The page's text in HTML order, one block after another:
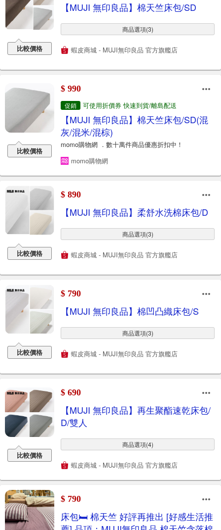
比較價格
【MUJI 無印良品】棉天竺床包/SD
商品選項(3)
蝦皮商城 - MUJI無印良品 官方旗艦店
比較價格
$ 990
促銷 可使用折價券 快速到貨/離島配送
【MUJI 無印良品】棉天竺床包/SD(混
灰/混米/混棕)
momo購物網 ．數十萬件商品優惠折扣中！
momo購物網
比較價格
$ 890
【MUJI 無印良品】柔舒水洗棉床包/D
商品選項(3)
蝦皮商城 - MUJI無印良品 官方旗艦店
比較價格
$ 790
【MUJI 無印良品】棉凹凸織床包/S
商品選項(3)
蝦皮商城 - MUJI無印良品 官方旗艦店
比較價格
$ 690
【MUJI 無印良品】再生聚酯速乾床包/
D/雙人
商品選項(4)
蝦皮商城 - MUJI無印良品 官方旗艦店
$ 790
床包🛏 棉天竺 好評再推出 [好感生活推